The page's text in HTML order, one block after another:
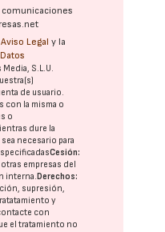
Aviso Legal y la
S.L.U.
de usuario.
con la misma o
o
dure la
necesario para
Cesión:
empresas del
interna.Derechos:
supresión,
y
con
el tratamiento no